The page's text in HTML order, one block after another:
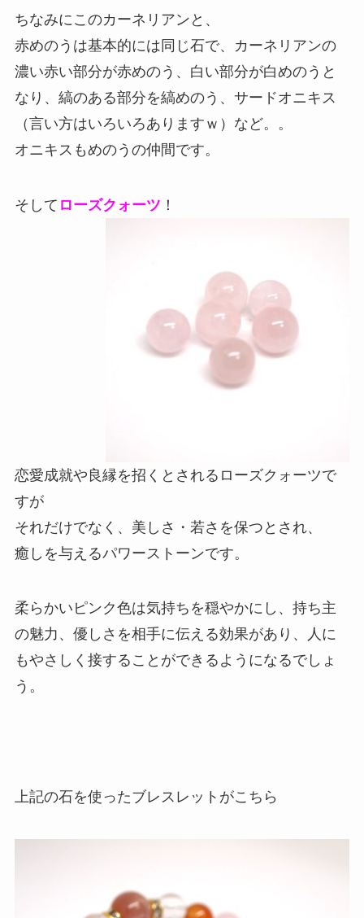
ちなみにこのカーネリアンと、
赤めのうは基本的には同じ石で、カーネリアンの
濃い赤い部分が赤めのう、白い部分が白めのうと
なり、縞のある部分を縞めのう、サードオニキス
（言い方はいろいろありますｗ）など。。
オニキスもめのうの仲間です。
そして ローズクォーツ ！
恋愛成就や良縁を招くとされるローズクォーツで
すが
それだけでなく、美しさ・若さを保つとされ、
癒しを与えるパワーストーンです。
柔らかいピンク色は気持ちを穏やかにし、持ち主
の魅力、優しさを相手に伝える効果があり、人に
もやさしく接することができるようになるでしょ
う。
上記の石を使ったブレスレットがこちら